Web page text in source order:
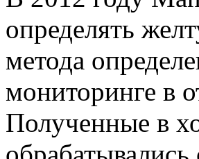
определять
метода
мониторинге в
Полученные в